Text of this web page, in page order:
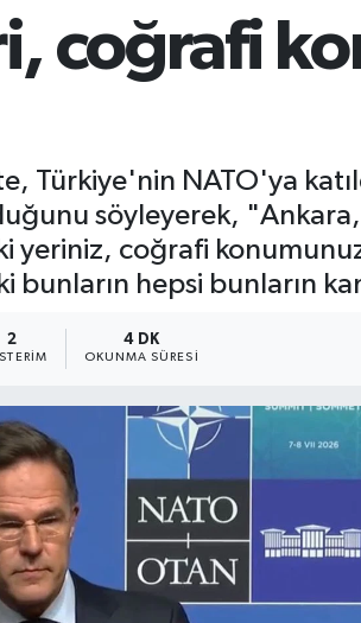
coğrafi
Türkiye'nin NATO'ya
söyleyerek,
yeriniz, coğrafi
bunların hepsi bunların
2 4 DK
OKUNMA SÜRESI